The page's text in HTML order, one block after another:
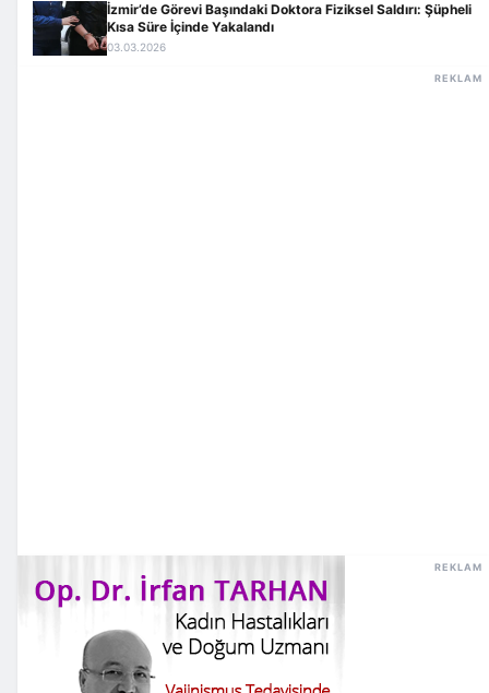
İzmir’de Görevi Başındaki Doktora Fiziksel Saldırı: Şüpheli
Kısa Süre İçinde Yakalandı
03.03.2026
REKLAM
REKLAM